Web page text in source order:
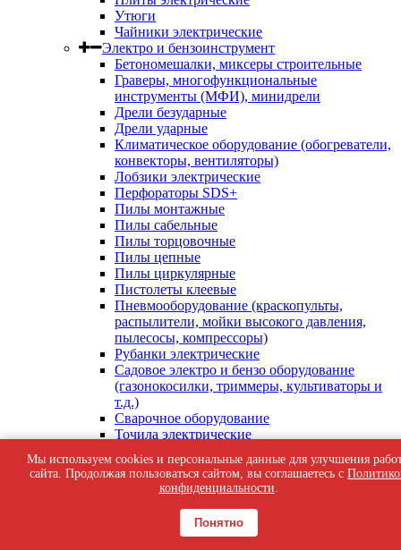
Утюги
Чайники электрические
Электро и бензоинструмент
Бетономешалки, миксеры строительные
Граверы, многофункциональные
инструменты (МФИ), минидрели
Дрели безударные
Дрели ударные
Климатическое оборудование (обогреватели,
конвекторы, вентиляторы)
Лобзики электрические
Перфораторы SDS+
Пилы монтажные
Пилы сабельные
Пилы торцовочные
Пилы цепные
Пилы циркулярные
Пистолеты клеевые
Пневмооборудование (краскопульты,
распылители, мойки высокого давления,
пылесосы, компрессоры)
Рубанки электрические
Садовое электро и бензо оборудование
(газонокосилки, триммеры, культиваторы и
т.д.)
Сварочное оборудование
Точила электрические
Фрезеры, кромкорезы
Шлифмашины вибрационные
Шлифмашины ленточные
Шлифмашины плоские, прямые
Шлифмашины полировальные
Мы используем cookies и персональные данные для улучшения
сайта. Продолжая пользоваться сайтом, вы соглашаетесь с
конфиденциальности.
Понятно